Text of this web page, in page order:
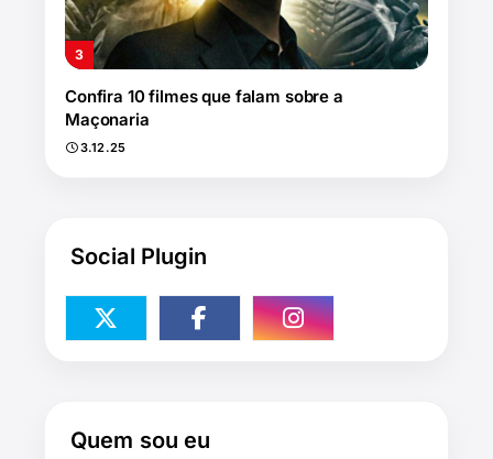
Confira 10 filmes que falam sobre a
Maçonaria
3.12.25
Social Plugin
Quem sou eu